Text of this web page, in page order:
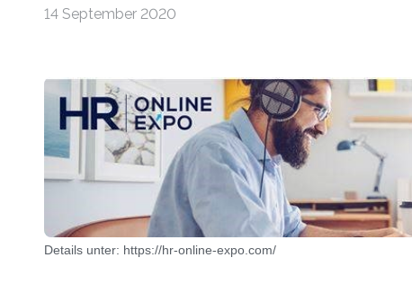
14 September 2020
Details unter: https://hr-online-expo.com/